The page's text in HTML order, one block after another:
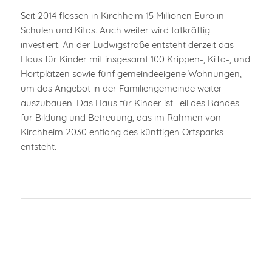
Seit 2014 flossen in Kirchheim 15 Millionen Euro in
Schulen und Kitas. Auch weiter wird tatkräftig
investiert. An der Ludwigstraße entsteht derzeit das
Haus für Kinder mit insgesamt 100 Krippen-, KiTa-, und
Hortplätzen sowie fünf gemeindeeigene Wohnungen,
um das Angebot in der Familiengemeinde weiter
auszubauen. Das Haus für Kinder ist Teil des Bandes
für Bildung und Betreuung, das im Rahmen von
Kirchheim 2030 entlang des künftigen Ortsparks
entsteht.